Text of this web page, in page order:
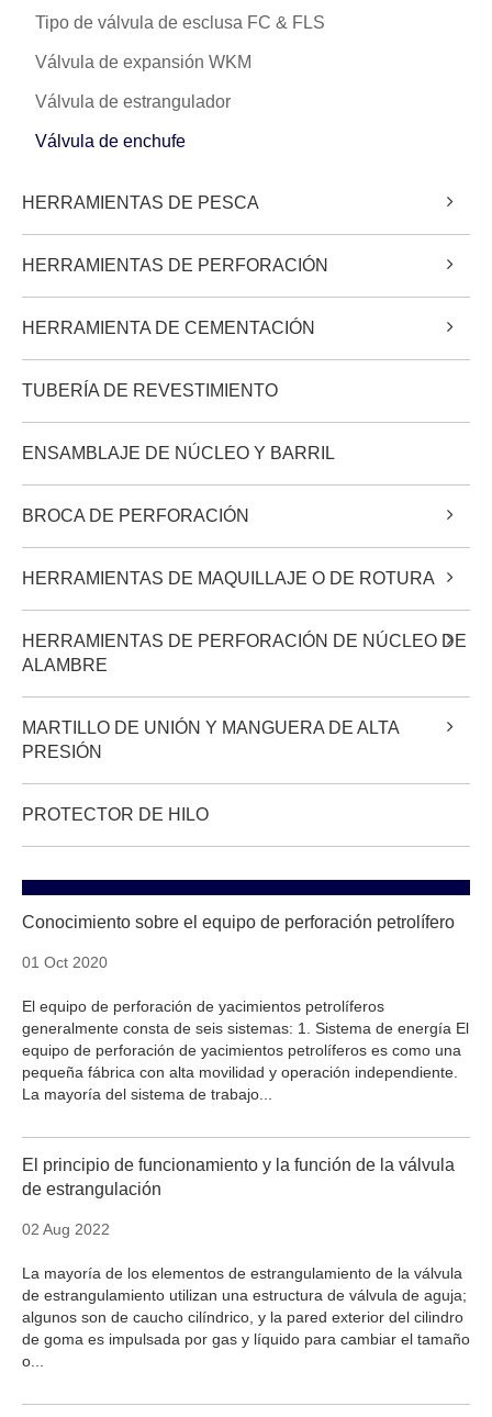
Tipo de válvula de esclusa FC & FLS
Válvula de expansión WKM
Válvula de estrangulador
Válvula de enchufe
HERRAMIENTAS DE PESCA
HERRAMIENTAS DE PERFORACIÓN
HERRAMIENTA DE CEMENTACIÓN
TUBERÍA DE REVESTIMIENTO
ENSAMBLAJE DE NÚCLEO Y BARRIL
BROCA DE PERFORACIÓN
HERRAMIENTAS DE MAQUILLAJE O DE ROTURA
HERRAMIENTAS DE PERFORACIÓN DE NÚCLEO DE
ALAMBRE
MARTILLO DE UNIÓN Y MANGUERA DE ALTA
PRESIÓN
PROTECTOR DE HILO
Conocimiento sobre el equipo de perforación petrolífero
01 Oct 2020
El equipo de perforación de yacimientos petrolíferos
generalmente consta de seis sistemas: 1. Sistema de energía El
equipo de perforación de yacimientos petrolíferos es como una
pequeña fábrica con alta movilidad y operación independiente.
La mayoría del sistema de trabajo...
El principio de funcionamiento y la función de la válvula
de estrangulación
02 Aug 2022
La mayoría de los elementos de estrangulamiento de la válvula
de estrangulamiento utilizan una estructura de válvula de aguja;
algunos son de caucho cilíndrico, y la pared exterior del cilindro
de goma es impulsada por gas y líquido para cambiar el tamaño
o...